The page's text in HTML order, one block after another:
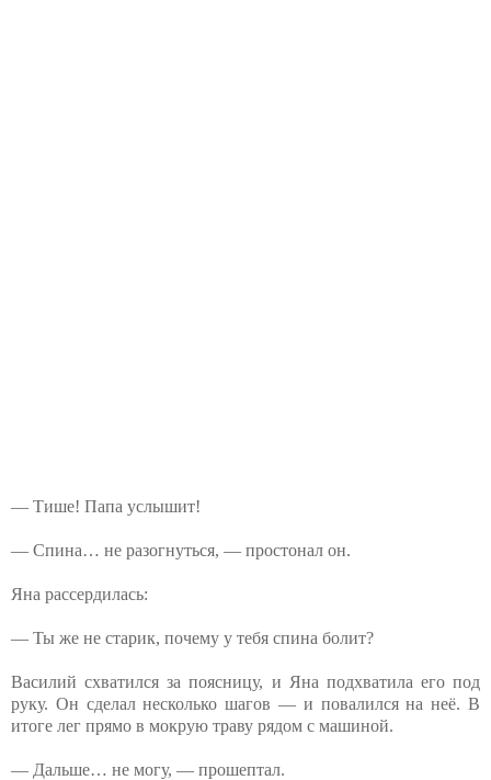
— Тише! Папа услышит!
— Спина… не разогнуться, — простонал он.
Яна рассердилась:
— Ты же не старик, почему у тебя спина болит?
Василий схватился за поясницу, и Яна подхватила его под
руку. Он сделал несколько шагов — и повалился на неё. В
итоге лег прямо в мокрую траву рядом с машиной.
— Дальше… не могу, — прошептал.